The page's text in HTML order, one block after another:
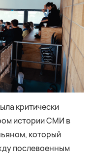
критически
истории СМИ в
который
послевоенным